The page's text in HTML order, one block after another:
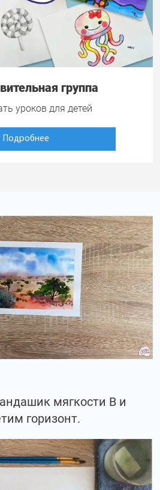
группа
уроков для детей
Подробнее
мягкости В и
горизонт.